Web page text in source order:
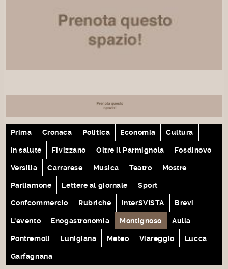
Prima Cronaca Politica Economia Cultura
In salute Fivizzano Oltre il Parmignola Fosdinovo
Versilia Carrarese Musica Teatro Mostre
Parliamone Lettere al giornale Sport
Confcommercio Rubriche interSVISTA Brevi
L'evento Enogastronomia Montignoso Aulla
Pontremoli Lunigiana Meteo Viareggio Lucca
Garfagnana